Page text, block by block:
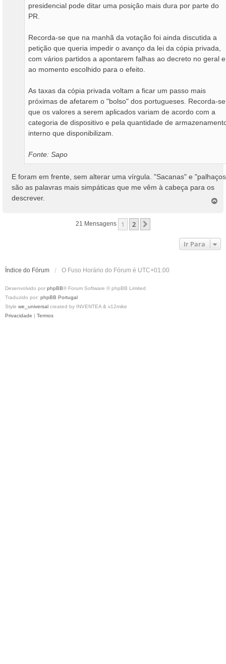
presidencial pode ditar uma posição mais dura por parte do
PR.
Recorda-se que na manhã da votação foi ainda discutida a
petição que queria impedir o avanço da lei da cópia privada,
com vários partidos a apontarem falhas ao decreto no geral e
ao momento escolhido para o efeito.
As taxas da cópia privada voltam a ficar um passo mais
próximas de afetarem o "bolso" dos portugueses. Recorda-se
que os valores a serem aplicados variam de acordo com a
categoria de dispositivo e pela quantidade de
interno que disponibilizam.
Fonte: Sapo
E foram em frente, sem alterar uma vírgula. "Sacanas" e
são as palavras mais simpáticas que me vêm à cabeça para os
descrever.
21 Mensagens 1 2
Ir Para
Índice do Fórum O Fuso Horário do Fórum é UTC+01:00
Desenvolvido por phpBB® Forum Software © phpBB Limited
Traduzido por: phpBB Portugal
Style we_universal created by INVENTEA & v12mike
Privacidade | Termos